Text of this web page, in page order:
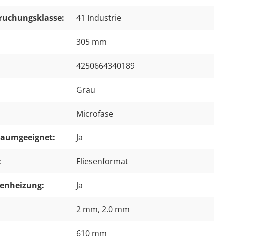
41 Industrie
305 mm
4250664340189
Grau
Microfase
Ja
Fliesenformat
Ja
2 mm, 2.0 mm
610 mm